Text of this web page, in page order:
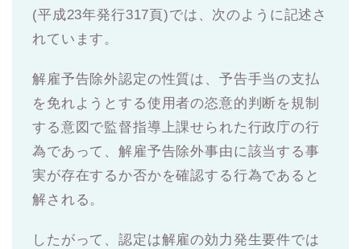
(平成23年発行317頁)では、次のように記述さ
れています。
解雇予告除外認定の性質は、予告手当の支払
を免れようとする使用者の恣意的判断を規制
する意図で監督指導上課せられた行政庁の行
為であって、解雇予告除外事由に該当する事
実が存在するか否かを確認する行為であると
解される。
したがって、認定は解雇の効力発生要件では